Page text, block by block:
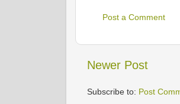
Post a Comment
Newer Post
Subscribe to: Post